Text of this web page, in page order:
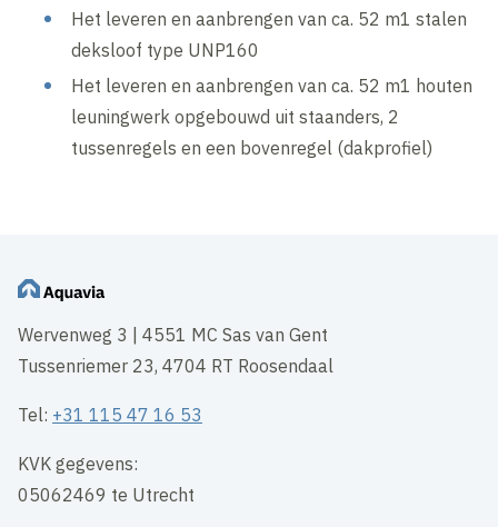
Het leveren en aanbrengen van ca. 52 m1 stalen
deksloof type UNP160
Het leveren en aanbrengen van ca. 52 m1 houten
leuningwerk opgebouwd uit staanders, 2
tussenregels en een bovenregel (dakprofiel)
Wervenweg 3 | 4551 MC Sas van Gent
Tussenriemer 23, 4704 RT Roosendaal
Tel: +31 115 47 16 53
KVK gegevens:
05062469 te Utrecht